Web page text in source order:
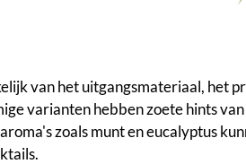
van het uitgangsmateriaal, het
varianten hebben zoete hints
zoals munt en eucalyptus